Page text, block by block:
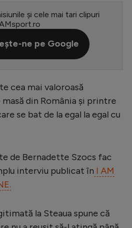
League
fotbalului
și cele mai tari clipuri
ne pe Google
cea mai valoroasă
din România și printre
se bat de la egal la egal cu
de Bernadette Szocs fac
interviu publicat în I AM
la Steaua spune că